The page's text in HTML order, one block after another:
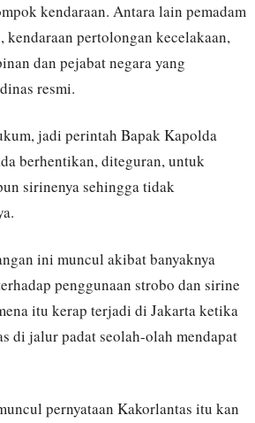
kendaraan. Antara lain pemadam
kendaraan pertolongan kecelakaan,
dan pejabat negara yang
resmi.
jadi perintah Bapak Kapolda
berhentikan, diteguran, untuk
sirinenya sehingga tidak
ini muncul akibat banyaknya
penggunaan strobo dan sirine
itu kerap terjadi di Jakarta ketika
di jalur padat seolah-olah mendapat
pernyataan Kakorlantas itu kan